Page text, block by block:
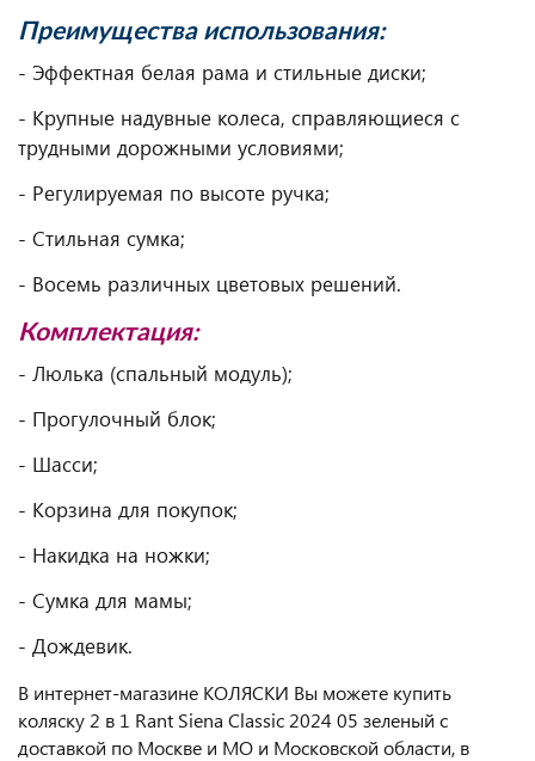
Преимущества использования:
- Эффектная белая рама и стильные диски;
- Крупные надувные колеса, справляющиеся с
трудными дорожными условиями;
- Регулируемая по высоте ручка;
- Стильная сумка;
- Восемь различных цветовых решений.
Комплектация:
- Люлька (спальный модуль);
- Прогулочный блок;
- Шасси;
- Корзина для покупок;
- Накидка на ножки;
- Сумка для мамы;
- Дождевик.
В интернет-магазине КОЛЯСКИ Вы можете купить
коляску 2 в 1 Rant Siena Classic 2024 05 зеленый с
доставкой по Москве и МО и Московской области, в